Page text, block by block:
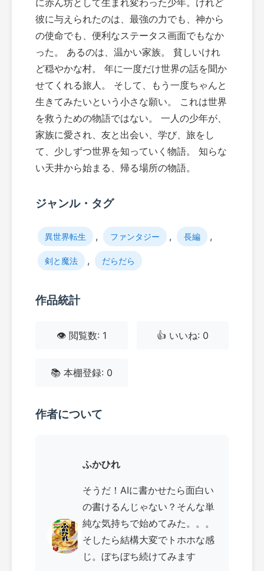
に赤ん坊として生まれ変わった少年。けれど
彼に与えられたのは、最強の力でも、神から
の使命でも、便利なステータス画面でもなか
った。 あるのは、温かい家族。 貧しいけれ
ど穏やかな村。 年に一度だけ世界の話を聞か
せてくれる旅人。 そして、もう一度ちゃんと
生きてみたいという小さな願い。 これは世界
を救うための物語ではない。 一人の少年が、
家族に愛され、友と出会い、学び、旅をし
て、少しずつ世界を知っていく物語。 知らな
い天井から始まる、帰る場所の物語。
ジャンル・タグ
異世界転生 , ファンタジー , 長編 ,
剣と魔法 , だらだら
作品統計
👁️ 閲覧数: 1 👍 いいね: 0
📚 本棚登録: 0
作者について
ふかひれ
そうだ！AIに書かせたら面白い
の書けるんじゃない？そんな単
純な気持ちで始めてみた。。。
そしたら結構大変でトホホな感
じ。ぼちぼち続けてみます